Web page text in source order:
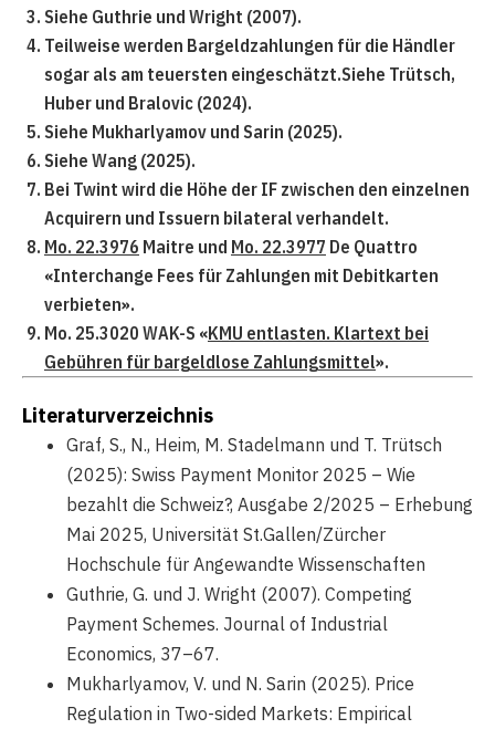
Siehe Guthrie und Wright (2007).
Teilweise werden Bargeldzahlungen für die Händler
sogar als am teuersten eingeschätzt.Siehe Trütsch,
Huber und Bralovic (2024).
Siehe Mukharlyamov und Sarin (2025).
Siehe Wang (2025).
Bei Twint wird die Höhe der IF zwischen den einzelnen
Acquirern und Issuern bilateral verhandelt.
Mo. 22.3976 Maitre und Mo. 22.3977 De Quattro
«Interchange Fees für Zahlungen mit Debitkarten
verbieten».
Mo. 25.3020 WAK-S «KMU entlasten. Klartext bei
Gebühren für bargeldlose Zahlungsmittel».
Literaturverzeichnis
Graf, S., N., Heim, M. Stadelmann und T. Trütsch
(2025): Swiss Payment Monitor 2025 – Wie
bezahlt die Schweiz?, Ausgabe 2/2025 – Erhebung
Mai 2025, Universität St.Gallen/Zürcher
Hochschule für Angewandte Wissenschaften
Guthrie, G. und J. Wright (2007). Competing
Payment Schemes. Journal of Industrial
Economics, 37–67.
Mukharlyamov, V. und N. Sarin (2025). Price
Regulation in Two-sided Markets: Empirical